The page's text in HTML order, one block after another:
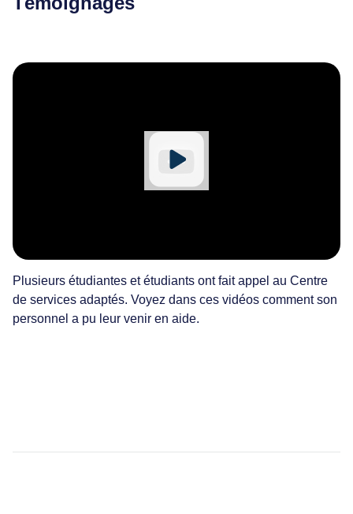
Plusieurs étudiantes et étudiants ont fait appel au Centre
de services adaptés. Voyez dans ces vidéos comment son
personnel a pu leur venir en aide.